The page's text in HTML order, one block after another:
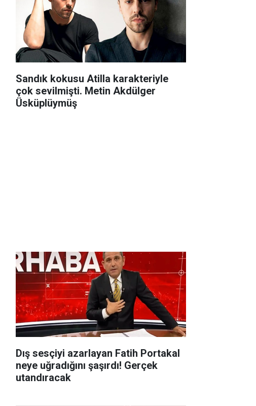
Sandık kokusu Atilla karakteriyle
çok sevilmişti. Metin Akdülger
Üsküplüymüş
Dış sesçiyi azarlayan Fatih Portakal
neye uğradığını şaşırdı! Gerçek
utandıracak